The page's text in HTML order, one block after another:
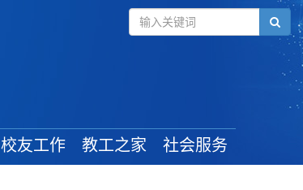
校友工作 教工之家 社会服务